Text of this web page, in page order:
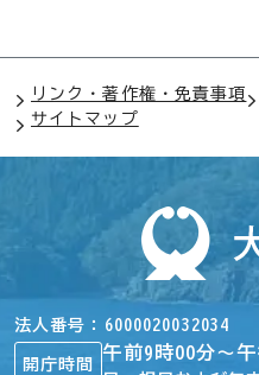
リンク・著作権・免責事項
サイトマップ
法人番号 6000020032034
開庁時間
午前9時00分～